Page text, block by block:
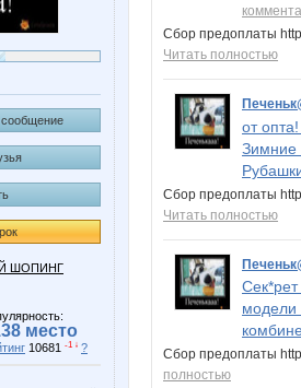
ШОПИНГ
место
10681 -1 ↓ ?
Сбор предоплаты
Читать полностью
от
Зимние
Сбор предоплаты
Читать полностью
модели
Сбор предоплаты
полностью